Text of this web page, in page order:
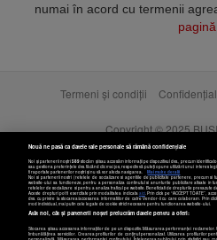
numai în acord cu termenii
pagină
Termeni și condiții
Copyright © 2025
Nouă ne pasă ca datele tale personale să rămână confidențiale
Noi și partenerii noștri589stocăm și/sau accesăm informații pe dispozitivul dvs., precum
sau gestiona preferințele dvs. făcând clic mai jos, respectiv vă puteți opune utilizării unui interes
fi raportate partenerilor noștri și nu vă vor afecta navigarea.
Mai multe detalii
Noi si partenerii nostri (retelele de socializare si agentiile de publicitate partenere, precum
website-ului sa functioneze, pentru a personaliza continutul si anunturile publicitare afisate in
retelelor de socializare si pentru a analiza traficul pe website. Beneficiati de drepturile
Aceste drepturi pot fi exercitate prin modalitatea indicataaici. Prin click pe “ACCEPT TOATE”,
dvs. cu privire la stocarea/accesarea informatiilor de catre Vendor-ii cu care colaboram. Prin click
mod individual, mai putin cele legate de cookie strict necesare pentru functionarea website-ului.
Atât noi, cât și partenerii noștri prelucrăm datele pentru a oferi:
Stocarea și/sau accesarea informațiilor de pe un dispozitiv. Măsurarea performanței
îmbunătățirea serviciilor. Crearea profilurilor de conținut personalizat. Utilizarea profilurilor